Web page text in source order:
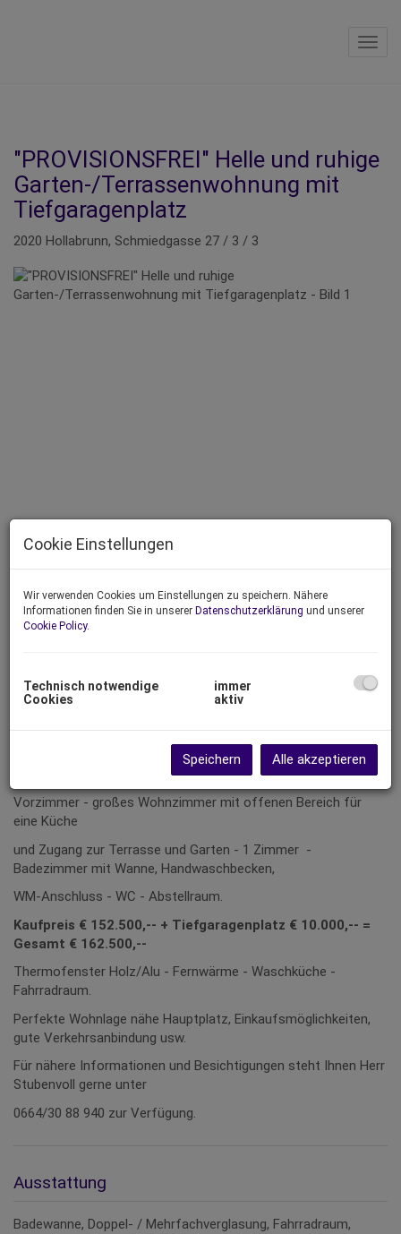
"PROVISIONSFREI" Helle und ruhige
Garten-/Terrassenwohnung mit
Tiefgaragenplatz
2020 Hollabrunn, Schmiedgasse 27 / 3 / 3
Beschreibung
"Provisionsfreie" Helle und ruhige Garten-/Terrassenwohnung
2 Zimmer 53 m² + Terrasse 3 m² + Garten 61 m² + Kellerabteil.
Vorzimmer - großes Wohnzimmer mit offenen Bereich für
eine Küche
und Zugang zur Terrasse und Garten - 1 Zimmer -
Badezimmer mit Wanne, Handwaschbecken,
WM-Anschluss - WC - Abstellraum.
Kaufpreis € 152.500,-- + Tiefgaragenplatz € 10.000,-- =
Gesamt € 162.500,--
Thermofenster Holz/Alu - Fernwärme - Waschküche -
Fahrradraum.
Perfekte Wohnlage nähe Hauptplatz, Einkaufsmöglichkeiten,
gute Verkehrsanbindung usw.
Für nähere Informationen und Besichtigungen steht Ihnen Herr
Stubenvoll gerne unter
0664/30 88 940 zur Verfügung.
Ausstattung
Badewanne Doppel- / Mehrfachverglasung Fahrradraum
Cookie Einstellungen
Wir verwenden Cookies um Einstellungen zu speichern. Nähere
Informationen finden Sie in unserer Datenschutzerklärung und unserer
Cookie Policy.
Technisch notwendige
Cookies
immer
aktiv
Speichern Alle akzeptieren